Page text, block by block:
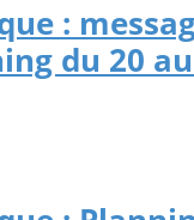
:
du 20